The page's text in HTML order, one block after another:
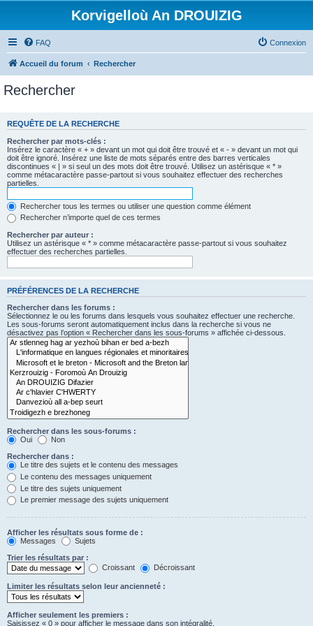
Korvigelloù An DROUIZIG
FAQ Connexion
Accueil du forum Rechercher
Rechercher
REQUÊTE DE LA RECHERCHE
Rechercher par mots-clés :
Insérez le caractère « + » devant un mot qui doit être trouvé et « - » devant un mot qui
doit être ignoré. Insérez une liste de mots séparés entre des barres verticales
discontinues « | » si seul un des mots doit être trouvé. Utilisez un astérisque « * »
comme métacaractère passe-partout si vous souhaitez effectuer des recherches
partielles.
Rechercher tous les termes ou utiliser une question comme élément
Rechercher n’importe quel de ces termes
Rechercher par auteur :
Utilisez un astérisque « * » comme métacaractère passe-partout si vous souhaitez
effectuer des recherches partielles.
PRÉFÉRENCES DE LA RECHERCHE
Rechercher dans les forums :
Sélectionnez le ou les forums dans lesquels vous souhaitez effectuer une recherche.
Les sous-forums seront automatiquement inclus dans la recherche si vous ne
désactivez pas l’option « Rechercher dans les sous-forums » affichée ci-dessous.
Rechercher dans les sous-forums :
Oui
Non
Rechercher dans :
Le titre des sujets et le contenu des messages
Le contenu des messages uniquement
Le titre des sujets uniquement
Le premier message des sujets uniquement
Afficher les résultats sous forme de :
Messages
Sujets
Trier les résultats par :
Croissant
Décroissant
Limiter les résultats selon leur ancienneté :
Afficher seulement les premiers :
Saisissez « 0 » pour afficher le message dans son intégralité.